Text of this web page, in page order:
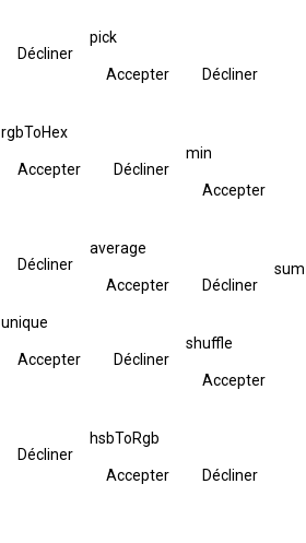
Décliner
pick
Accepter Décliner
rgbToHex
Accepter Décliner
min
Accepter
Décliner
average
Accepter Décliner
sum
unique
Accepter Décliner
shuffle
Accepter
Décliner
hsbToRgb
Accepter Décliner